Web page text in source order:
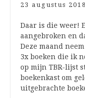
23 augustus 2018
Daar is die weer!
aangebroken en
Deze maand
3x boeken die ik
op mijn TBR-lijst
boekenkast om
uitgebrachte